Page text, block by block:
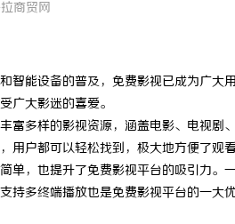
商贸网
智能设备的普及，免费影视已成为广
广大影迷的喜爱。
富多样的影视资源，涵盖电影、电视
用户都可以轻松找到，极大地方便了观
单，也提升了免费影视平台的吸引力
持多终端播放也是免费影视平台的一